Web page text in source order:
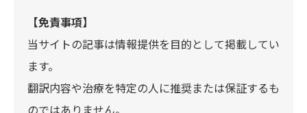
【免責事項】
当サイトの記事は情報提供を目的として掲載してい
ます。
翻訳内容や治療を特定の人に推奨または保証するも
のではありません。